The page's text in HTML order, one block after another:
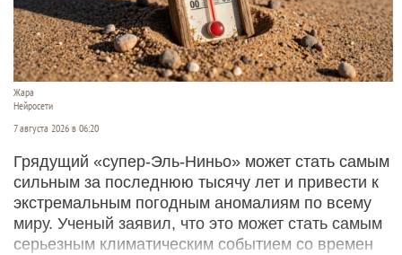
Жара
Нейросети
7 августа 2026 в 06:20
Грядущий «супер-Эль-Ниньо» может стать самым
сильным за последнюю тысячу лет и привести к
экстремальным погодным аномалиям по всему
миру. Ученый заявил, что это может стать самым
серьезным климатическим событием со времен